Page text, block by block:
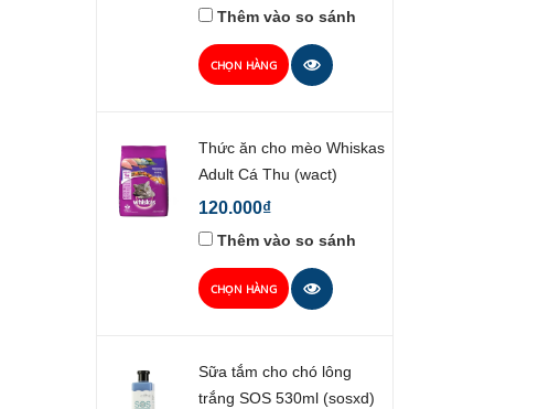
Thêm vào so sánh
CHỌN HÀNG
Thức ăn cho mèo Whiskas
Adult Cá Thu (wact)
120.000₫
Thêm vào so sánh
CHỌN HÀNG
Sữa tắm cho chó lông
trắng SOS 530ml (sosxd)